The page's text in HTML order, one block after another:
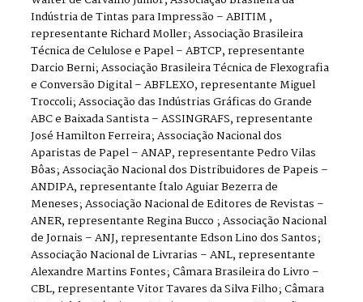
Indústria de Tintas para Impressão – ABITIM ,
representante Richard Moller; Associação Brasileira
Técnica de Celulose e Papel – ABTCP, representante
Darcio Berni; Associação Brasileira Técnica de Flexografia
e Conversão Digital – ABFLEXO, representante Miguel
Troccoli; Associação das Indústrias Gráficas do Grande
ABC e Baixada Santista – ASSINGRAFS, representante
José Hamilton Ferreira; Associação Nacional dos
Aparistas de Papel – ANAP, representante Pedro Vilas
Bôas; Associação Nacional dos Distribuidores de Papeis –
ANDIPA, representante Ítalo Aguiar Bezerra de
Meneses; Associação Nacional de Editores de Revistas –
ANER, representante Regina Bucco ; Associação Nacional
de Jornais – ANJ, representante Edson Lino dos Santos;
Associação Nacional de Livrarias – ANL, representante
Alexandre Martins Fontes; Câmara Brasileira do Livro –
CBL, representante Vitor Tavares da Silva Filho; Câmara